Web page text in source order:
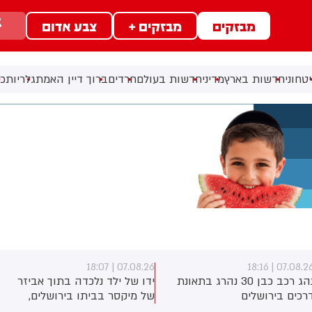
מבזקים מבזקים + צבע אדום
חדשות בארץמדיניחדשות בעולםחרדיםברוך דיין האמתגלריות
07.08.26 |
נהג רכב כבן 30 נהרג בתאונת
בירושלים
07.08.26 | 18:07
ידו של ילד נלכדה בתוך אביזר
של מיקסר בביתו בירושלים,